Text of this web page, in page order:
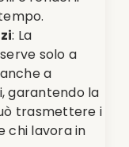
: La
solo a
a
garantendo la
trasmettere i
chi lavora in